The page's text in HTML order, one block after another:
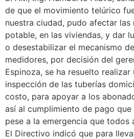
de que el movimiento telúrico
nuestra ciudad, pudo afectar las
potable, en las viviendas, y dar
o desestabilizar el mecanismo
medidores, por decisión del
Espinoza, se ha resuelto realizar
inspección de las tuberías
costo, para apoyar a los
así al cumplimiento de pago
pese a la emergencia que todos
El Directivo indicó que para